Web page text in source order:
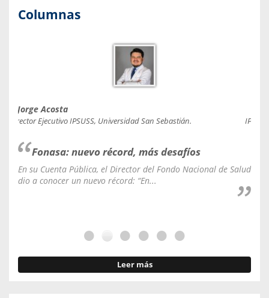
Columnas
Jorge Acosta
Director Ejecutivo IPSUSS, Universidad San Sebastián.
Fonasa: nuevo récord, más desafíos
En su Cuenta Pública, el Director del Fondo Nacional de Salud
dio a conocer un nuevo récord: “En...
Leer más